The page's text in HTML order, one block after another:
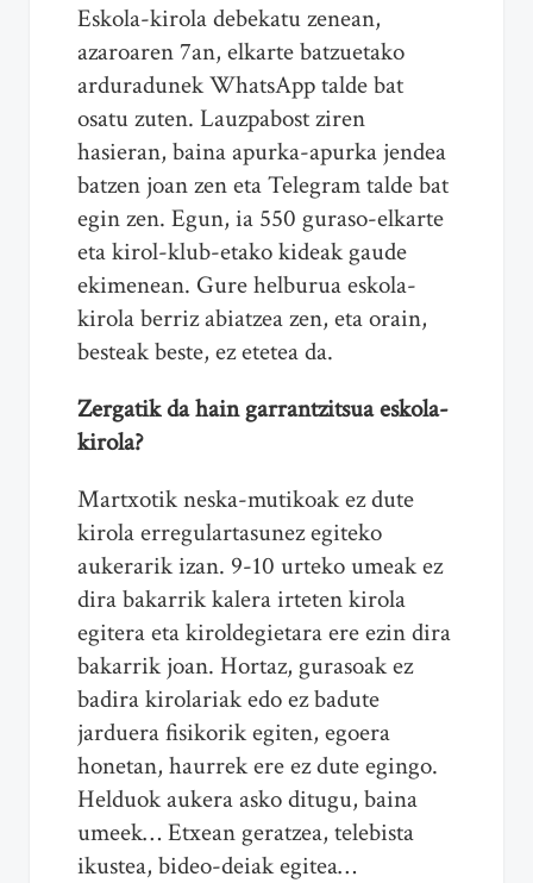
Eskola-kirola debekatu zenean,
azaroaren 7an, elkarte batzuetako
arduradunek WhatsApp talde bat
osatu zuten. Lauzpabost ziren
hasieran, baina apurka-apurka jendea
batzen joan zen eta Telegram talde bat
egin zen. Egun, ia 550 guraso-elkarte
eta kirol-klub-etako kideak gaude
ekimenean. Gure helburua eskola-
kirola berriz abiatzea zen, eta orain,
besteak beste, ez etetea da.
Zergatik da hain garrantzitsua eskola-
kirola?
Martxotik neska-mutikoak ez dute
kirola erregulartasunez egiteko
aukerarik izan. 9-10 urteko umeak ez
dira bakarrik kalera irteten kirola
egitera eta kiroldegietara ere ezin dira
bakarrik joan. Hortaz, gurasoak ez
badira kirolariak edo ez badute
jarduera fisikorik egiten, egoera
honetan, haurrek ere ez dute egingo.
Helduok aukera asko ditugu, baina
umeek… Etxean geratzea, telebista
ikustea, bideo-deiak egitea…